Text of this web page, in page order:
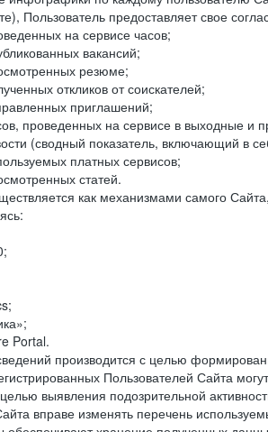
Пользователь предоставляет свое
на сервисе часов;
вакансий;
резюме;
откликов от соискателей;
приглашений;
проведенных на сервисе в выходные и
(сводный показатель, включающий в
платных сервисов;
статей.
как механизмами самого
Portal.
производится с целью
Пользователей Сайта
выявления подозрительной
вправе изменять перечень